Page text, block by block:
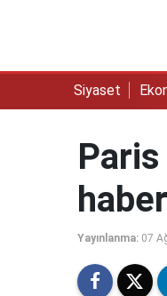
Siyaset
Yayınlanma: 07